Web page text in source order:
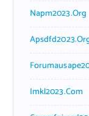
Napm2023.org
Imkl2023.com